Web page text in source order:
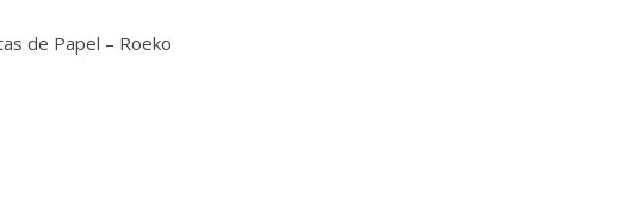
de Papel – Roeko